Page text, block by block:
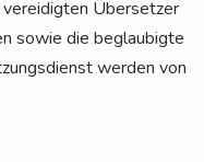
Über­set­zer
sowie die beglau­big­te
wer­den von